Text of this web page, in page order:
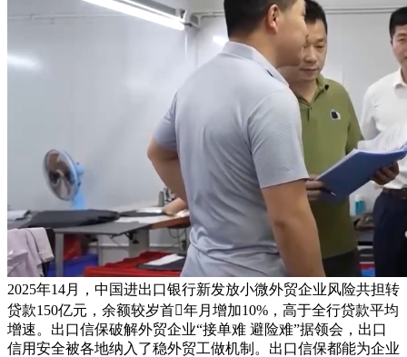
2025年14月，中国进出口银行新发放小微外贸企业风险共担转
贷款150亿元，余额较岁首年月增加10%，高于全行贷款平均
增速。出口信保破解外贸企业“接单难 避险难”据领会，出口
信用安全被各地纳入了稳外贸工做机制。出口信保都能为企业